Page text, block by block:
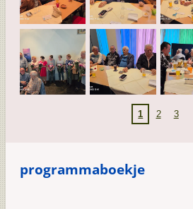
1 2 3
programmaboekje